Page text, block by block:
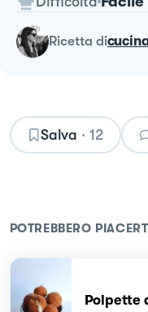
ricetta di
Salva · 12
POTREBBERO
Polpette